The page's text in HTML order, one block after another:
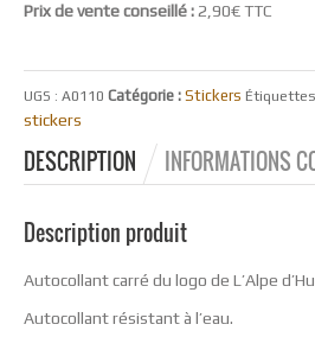
Prix de vente conseillé :2,90€ TTC
UGS : A0110 Catégorie : Stickers
stickers
DESCRIPTION INFORMATIONS
Description produit
Autocollant carré du logo de L’Alpe
Autocollant résistant à l’eau.